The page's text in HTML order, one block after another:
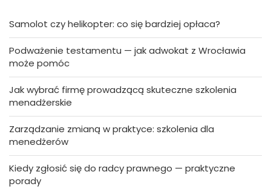
Samolot czy helikopter: co się bardziej opłaca?
Podważenie testamentu — jak adwokat z Wrocławia
może pomóc
Jak wybrać firmę prowadzącą skuteczne szkolenia
menadżerskie
Zarządzanie zmianą w praktyce: szkolenia dla
menedżerów
Kiedy zgłosić się do radcy prawnego — praktyczne
porady